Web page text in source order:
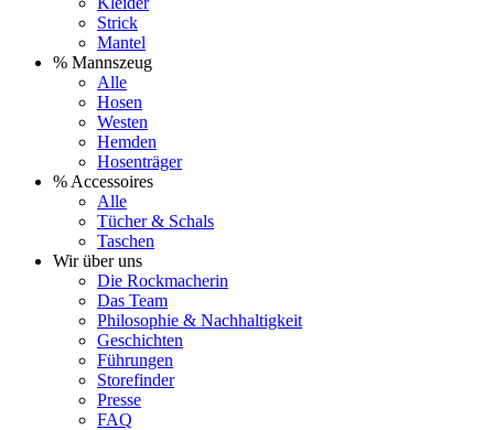
Strick
Mantel
% Mannszeug
Alle
Hosen
Westen
Hemden
Hosenträger
% Accessoires
Alle
Tücher & Schals
Taschen
Wir über uns
Die Rockmacherin
Das Team
Philosophie & Nachhaltigkeit
Geschichten
Führungen
Storefinder
Presse
FAQ